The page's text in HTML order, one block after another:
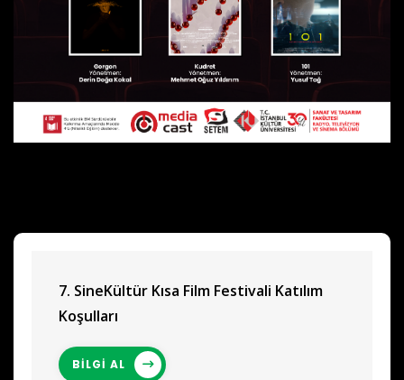
7. SineKültür Kısa Film Festivali Katılım
Koşulları
BİLGİ AL